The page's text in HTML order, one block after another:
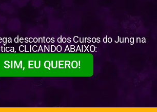
descontos dos Cursos do Jung na
CLICANDO ABAIXO:
SIM, EU QUERO!